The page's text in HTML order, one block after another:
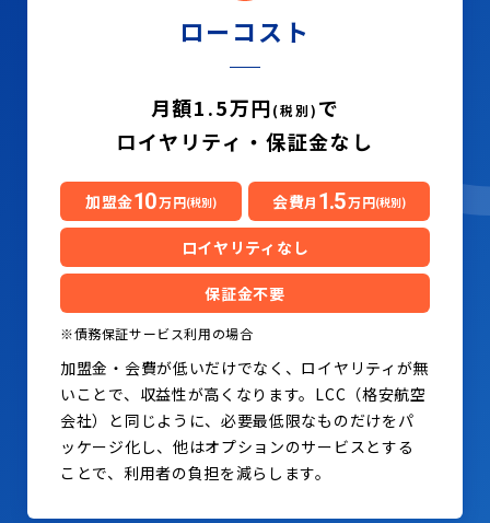
ローコスト
月額1.5万円(税別) で
ロイヤリティ・保証金なし
加盟金10万円(税別) 会費月 1.5万円(税別)
ロイヤリティなし
保証金不要
※債務保証サービス利用の場合
加盟金・会費が低いだけでなく、ロイヤリティが無
いことで、収益性が高くなります。LCC（格安航空
会社）と同じように、必要最低限なものだけをパ
ッケージ化し、他はオプションのサービスとする
ことで、利用者の負担を減らします。